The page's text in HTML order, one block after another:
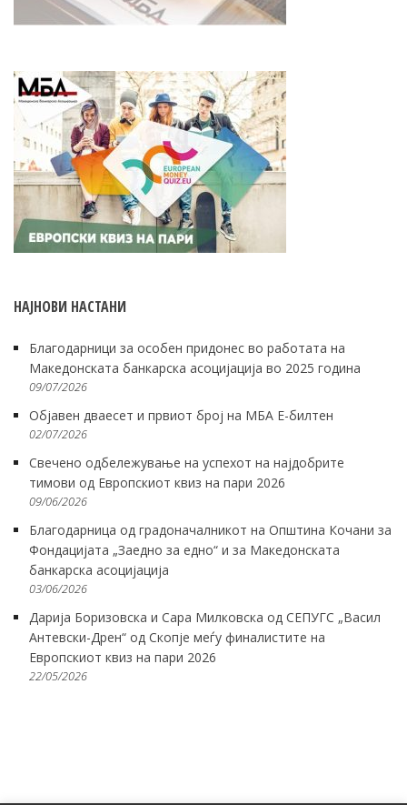
НАЈНОВИ НАСТАНИ
Благодарници за особен придонес во работата на
Македонската банкарска асоцијација во 2025 година
09/07/2026
Објавен дваесет и првиот број на МБА Е-билтен
02/07/2026
Свечено одбележување на успехот на најдобрите
тимови од Европскиот квиз на пари 2026
09/06/2026
Благодарница од градоначалникот на Општина Кочани за
Фондацијата „Заедно за едно“ и за Македонската
банкарска асоцијација
03/06/2026
Дарија Боризовска и Сара Милковска од СЕПУГС „Васил
Антевски-Дрен“ од Скопје меѓу финалистите на
Европскиот квиз на пари 2026
22/05/2026